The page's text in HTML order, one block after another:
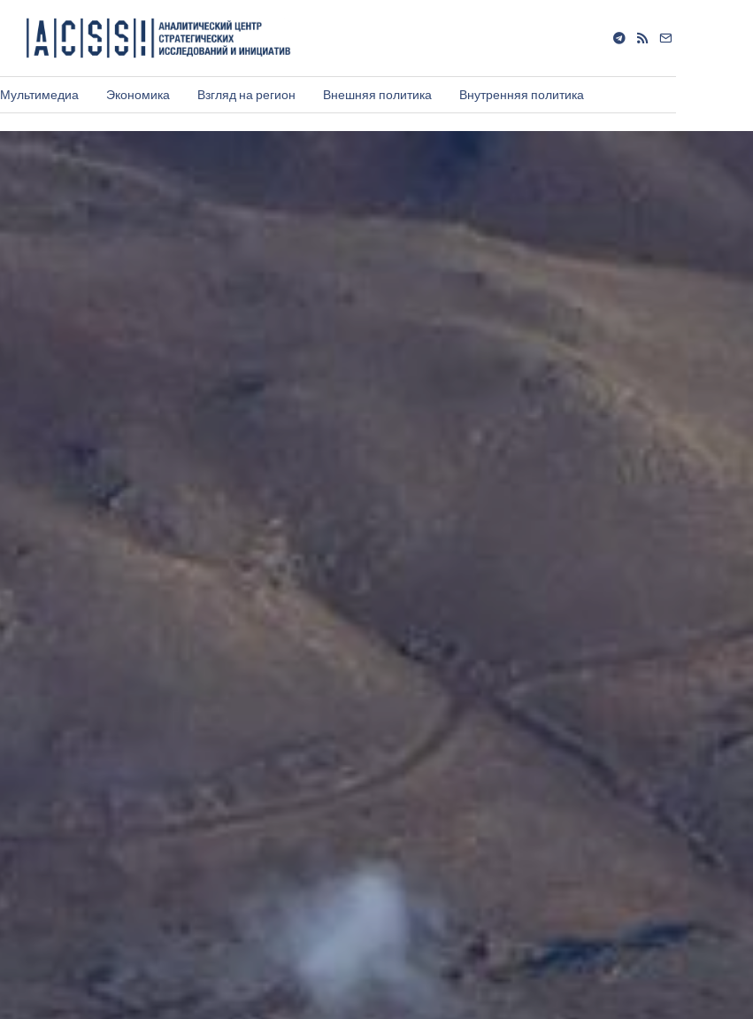
Мультимедиа Экономика Взгляд на регион Внешняя политика Внутренняя политика